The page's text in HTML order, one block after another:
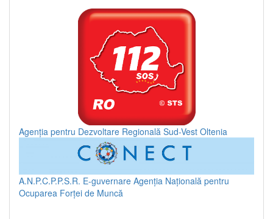
Agenția pentru Dezvoltare Regională Sud-Vest Oltenia
A.N.P.C.P.P.S.R. E-guvernare Agenția Națională pentru
Ocuparea Forței de Muncă